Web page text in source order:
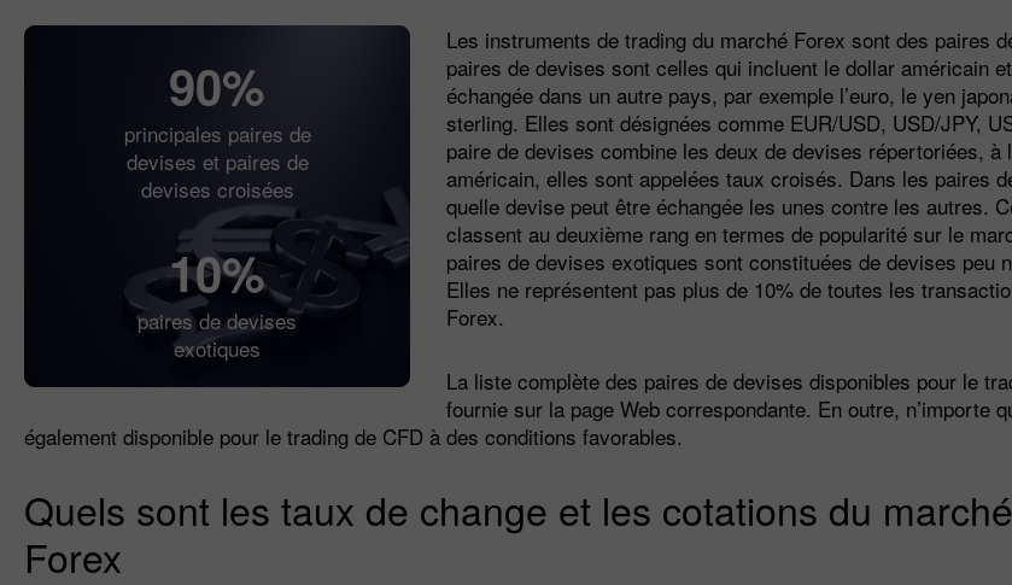
90%
principales paires de
devises et paires de
devises croisées
10%
paires de devises
exotiques
Les instruments de trading du marché Forex sont des paires
paires de devises sont celles qui incluent le dollar américain
échangée dans un autre pays, par exemple l’euro, le yen
sterling. Elles sont désignées comme EUR/USD, USD/JPY,
paire de devises combine les deux de devises répertoriées, à
américain, elles sont appelées taux croisés. Dans les paires
quelle devise peut être échangée les unes contre les autres.
classent au deuxième rang en termes de popularité sur le
paires de devises exotiques sont constituées de devises peu
Elles ne représentent pas plus de 10% de toutes les
Forex.
La liste complète des paires de devises disponibles pour le
fournie sur la page Web correspondante. En outre, n’importe
également disponible pour le trading de CFD à des conditions favorables.
Quels sont les taux de change et les cotations du
Forex